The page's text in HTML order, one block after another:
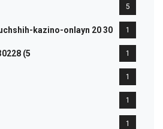
5
kazino-onlayn 20 30 1
(5 1
1
1
1